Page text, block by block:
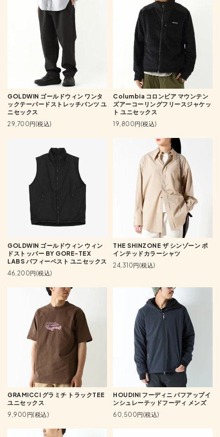
GOLDWIN ゴールドウィン ワンタ
ックテーパードストレッチパンツ ユ
ニセックス
29,700円(税込)
Columbia コロンビア マウンテン
ズアーコーリングフリースジャケッ
ト ユニセックス
19,800円(税込)
GOLDWIN ゴールドウィン ウィン
ドストッパー BY GORE-TEX
LABS パフィーベスト ユニセックス
46,200円(税込)
THE SHINZONE ザ シンゾーン ポ
インテッドカラーシャツ
24,310円(税込)
GRAMICCI グラミチ トラックTEE
ユニセックス
9,900円(税込)
HOUDINI フーディニ パフアップイ
ンシュレーテッドフーディ メンズ
60,500円(税込)